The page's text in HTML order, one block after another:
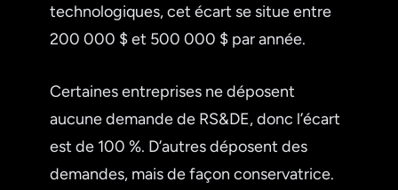
technologiques, cet écart se situe entre
200 000 $ et 500 000 $ par année.
Certaines entreprises ne déposent
aucune demande de RS&DE, donc l’écart
est de 100 %. D’autres déposent des
demandes, mais de façon conservatrice.